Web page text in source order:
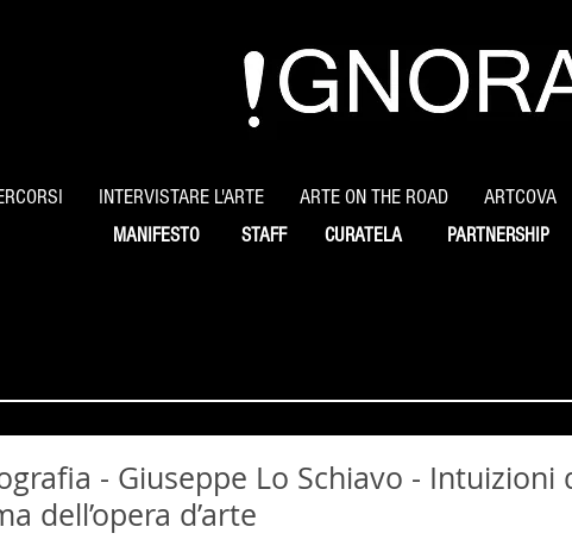
INTERVISTARE L'ARTE ARTE ON THE ROAD ARTCOVA
MANIFESTO STAFF CURATELA PARTNERSHIP
- Giuseppe Lo Schiavo - Intuizioni
dell’opera d’arte